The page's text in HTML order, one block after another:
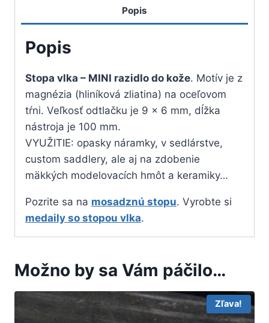
Popis
Popis
Stopa vlka – MINI razidlo do kože. Motív je z
magnézia (hliníková zliatina) na oceľovom
tŕni. Veľkosť odtlačku je 9 x 6 mm, dĺžka
nástroja je 100 mm.
VYUŽITIE: opasky náramky, v sedlárstve,
custom saddlery, ale aj na zdobenie
mäkkých modelovacích hmôt a keramiky…
Pozrite sa na mosadznú stopu. Vyrobte si
medaily so stopou vlka.
Možno by sa Vám páčilo…
Zľava!